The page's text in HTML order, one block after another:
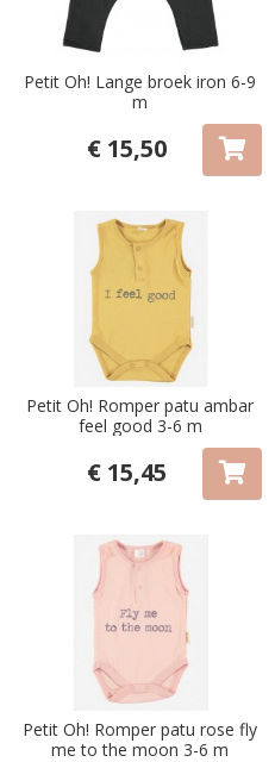
Petit Oh! Lange broek iron 6-9
m
€ 15,50
Petit Oh! Romper patu ambar
feel good 3-6 m
€ 15,45
Petit Oh! Romper patu rose fly
me to the moon 3-6 m